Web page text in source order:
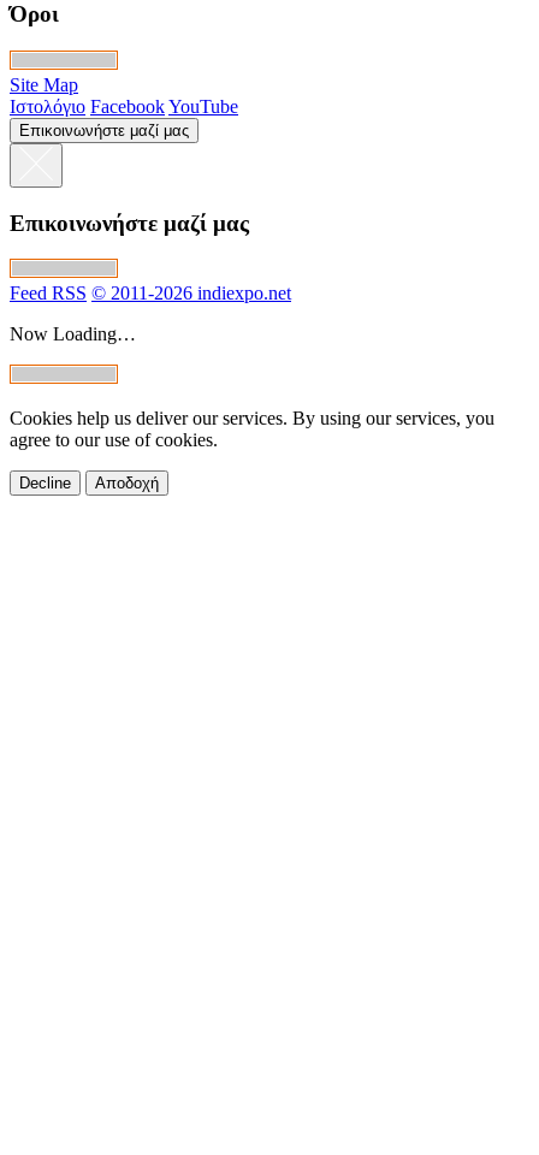
Όροι
Site Map
Ιστολόγιο FacebookYouTube
Επικοινωνήστε μαζί μας
Επικοινωνήστε μαζί μας
Feed RSS © 2011-2026 indiexpo.net
Now Loading…
Cookies help us deliver our services. By using our services, you
agree to our use of cookies.
Decline Αποδοχή